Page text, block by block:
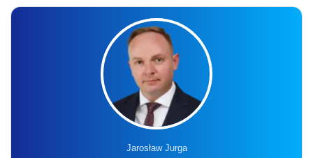
Jarosław Jurga